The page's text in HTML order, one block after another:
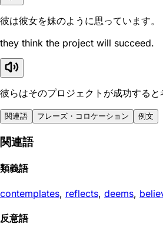
彼は彼女を妹のように思っています。
they think the project will succeed.
彼らはそのプロジェクトが成功すると
関連語 フレーズ・コロケーション 例文
関連語
類義語
contemplates, reflects, deems,
反意語